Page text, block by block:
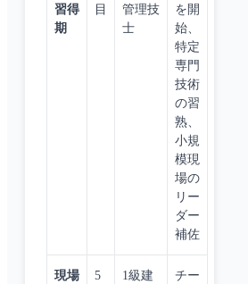
習得
期
目
管理技
士
を開
始、
特定
専門
技術
の習
熟、
小規
模現
場の
リー
ダー
補佐
現場
5
1級建
チー